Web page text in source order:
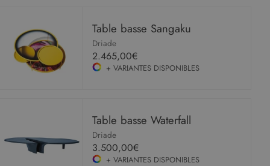
Table basse Sangaku
Driade
2.465,00€
+ VARIANTES DISPONIBLES
Table basse Waterfall
Driade
3.500,00€
+ VARIANTES DISPONIBLES